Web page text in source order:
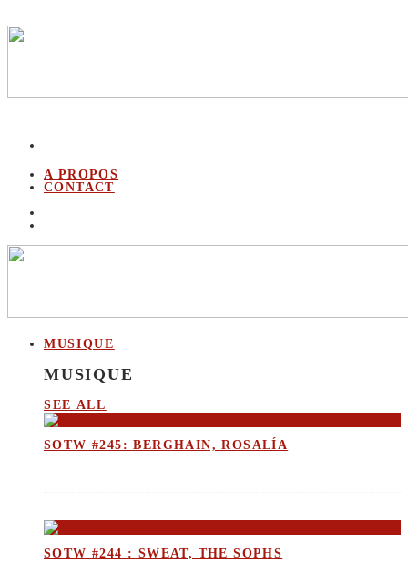
A PROPOS
CONTACT
MUSIQUE
MUSIQUE
SEE ALL
SOTW #245: BERGHAIN, ROSALÍA
SOTW #244 : SWEAT, THE SOPHS